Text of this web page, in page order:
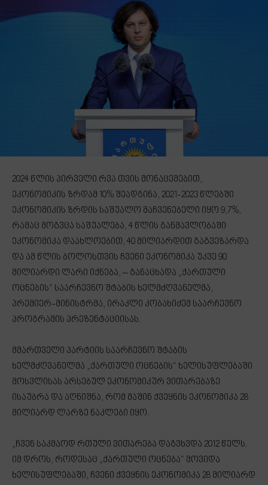
2024 წლის პირველი რვა თვის მონაცემებით,
ეკონომიკის ზრდამ 10% შეადგინა, 2021-2023 წლებში
ეკონომიკის ზრდის საშუალო მაჩვენებელი იყო 9,7%,
რამაც მოგვცა საშუალება, 4 წლის განმავლობაში
ეკონომიკა დაახლოებით, 40 მილიარდით გაგვეზარდა
და ამ წლის ბოლოსთვის ჩვენი ეკონომიკა უკვე 90
მილიარდი ლარი იქნება, – განაცხადა „ქართული
ოცნების“ საარჩევნო შტაბის ხელმძღვანელმა,
პრემიერ-მინისტრმა, ირაკლი კობახიძემ საარჩევნო
პროგრამის პრეზენტაციისას.
მმართველი პარტიის საარჩევნო შტაბის
ხელმძღვანელმა „ქართული ოცნების“ ხელისუფლებაში
მოსვლისას არსებულ ეკონომიკურ ვითარებაზე
ისაუბრა და აღნიშნა, რომ მაშინ ქვეყნის ეკონომიკა 28
მილიარდ ლარზე ნაკლები იყო.
„ჩვენ საკმაოდ რთული ვითარება დაგვხვდა 2012 წელს.
იმ დროს, როდესაც „ქართული ოცნება“ მოვიდა
ხელისუფლებაში, ჩვენი ქვეყნის ეკონომიკა 28 მილიარდ